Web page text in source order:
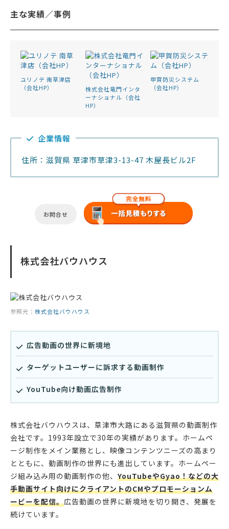
主な実績／事例
ユリノテ 南草津店
（会社HP）
株式会社竜門インタ
ーナショナル（会社
HP）
甲賀防災システム
（会社HP）
企業情報
住所：滋賀県 草津市草津3-13-47 木屋長ビル2F
お問合せ
株式会社バウハウス
参照元： 株式会社バウハウス
広告動画の世界に新境地
ターゲットユーザーに訴求する動画制作
YouTube向け動画広告制作
株式会社バウハウスは、草津市大路にある滋賀県の動画制作
会社です。1993年設立で30年の実績があります。ホームペ
ージ制作をメイン業務とし、映像コンテンツニーズの高まり
とともに、動画制作の世界にも進出しています。ホームペー
ジ組み込み用の動画制作の他、 YouTubeやGyao！などの大
手動画サイト向けにクライアントのCMやプロモーションム
ービーを配信。広告動画の世界に新境地を切り開き、発展を
続けています。